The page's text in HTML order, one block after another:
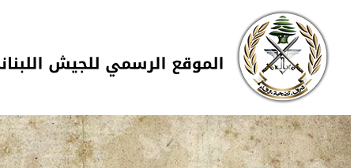
تجاوز إلى المحتوى الرئيسي
Skip to navigation